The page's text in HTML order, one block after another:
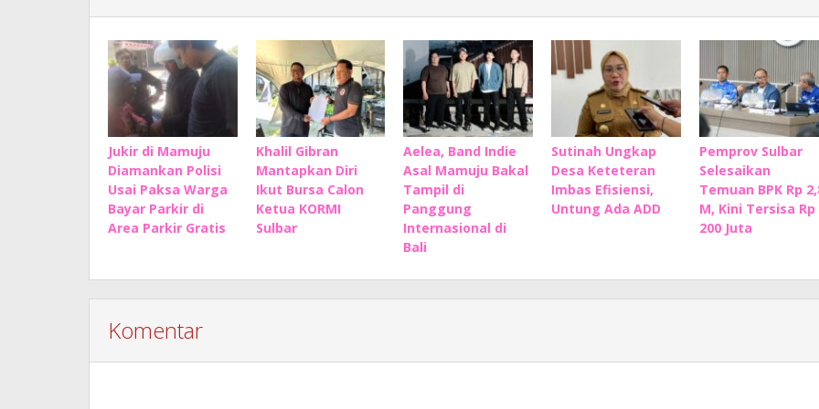
Jukir di Mamuju
Diamankan Polisi
Usai Paksa Warga
Bayar Parkir di
Area Parkir Gratis
Khalil Gibran
Mantapkan Diri
Ikut Bursa Calon
Ketua KORMI
Sulbar
Aelea, Band Indie
Asal Mamuju Bakal
Tampil di
Panggung
Internasional di
Bali
Sutinah Ungkap
Desa Keteteran
Imbas Efisiensi,
Untung Ada ADD
Pemprov Sulbar
Selesaikan
Temuan BPK Rp
M, Kini Tersisa Rp
200 Juta
Komentar